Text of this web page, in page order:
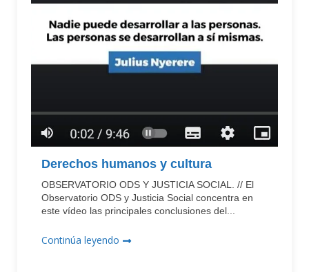
Derechos humanos y cultura
OBSERVATORIO ODS Y JUSTICIA SOCIAL. // El
Observatorio ODS y Justicia Social concentra en
este vídeo las principales conclusiones del...
Continúa leyendo